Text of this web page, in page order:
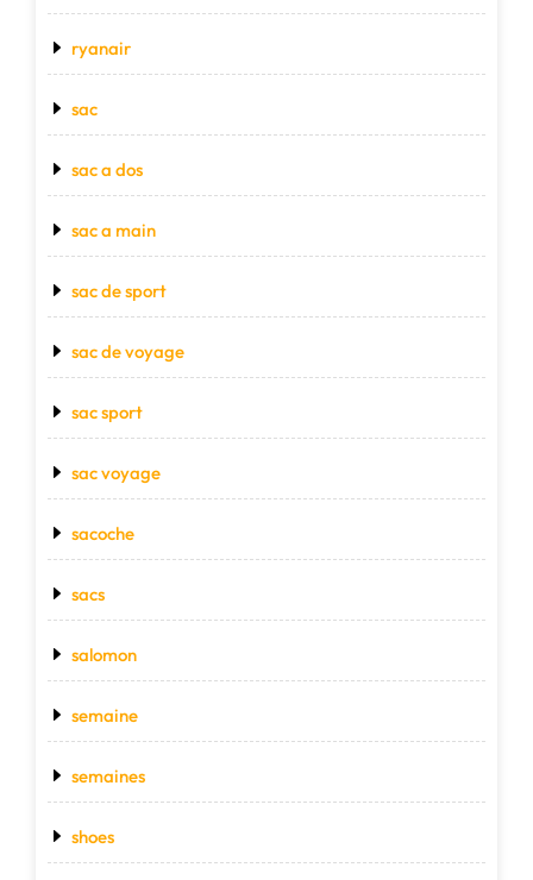
ryanair
sac
sac a dos
sac a main
sac de sport
sac de voyage
sac sport
sac voyage
sacoche
sacs
salomon
semaine
semaines
shoes